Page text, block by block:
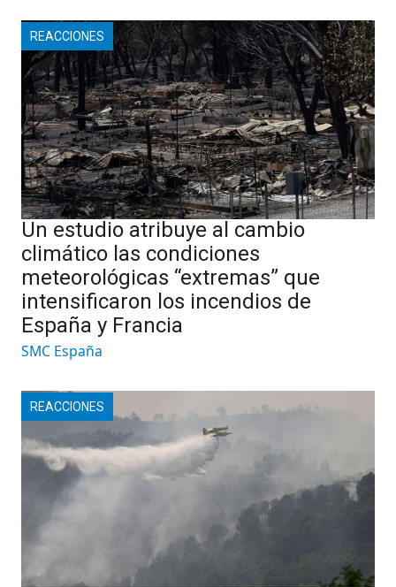
REACCIONES
Un estudio atribuye al cambio
climático las condiciones
meteorológicas “extremas” que
intensificaron los incendios de
España y Francia
SMC España
REACCIONES